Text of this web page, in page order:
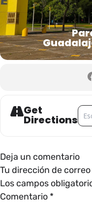
Get
Directions
Deja un comentario
Tu dirección de
Los campos
Comentario *